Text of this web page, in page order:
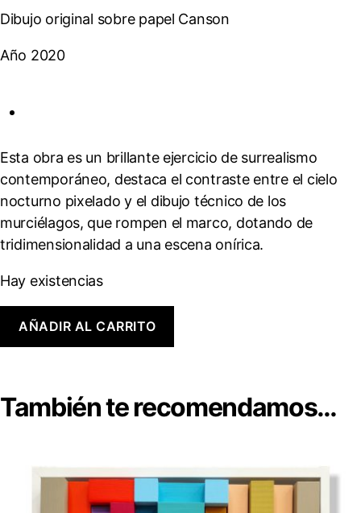
Dibujo original sobre papel Canson
Año 2020
Esta obra es un brillante ejercicio de surrealismo
contemporáneo, destaca el contraste entre el cielo
nocturno pixelado y el dibujo técnico de los
murciélagos, que rompen el marco, dotando de
tridimensionalidad a una escena onírica.
Hay existencias
Menezz
"Bats
sobre
papel
AÑADIR AL CARRITO
También te recomendamos…